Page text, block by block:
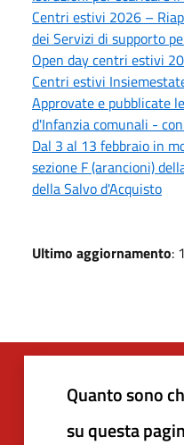
Centri estivi 2026 –
dei Servizi di supporto
Open day centri estivi
Centri estivi
Approvate e pubblicate
d'Infanzia comunali -
Dal 3 al 13 febbraio in
sezione F (arancioni)
della Salvo d'Acquisto
Ultimo aggiornamento:
Quanto sono
su questa